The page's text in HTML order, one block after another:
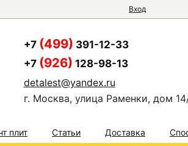
Вход
+7 (499) 391-12-33
+7 (926) 128-98-13
detalest@yandex.ru
г. Москва, улица Раменки, дом
плит Статьи Доставка